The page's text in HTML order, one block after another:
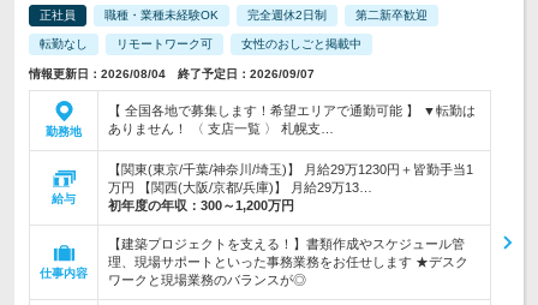
正社員 職種・業種未経験OK 完全週休2日制 第二新卒歓迎
転勤なし リモートワーク可 女性のおしごと掲載中
情報更新日：2026/08/04 終了予定日：2026/09/07
勤務地
【 全国各地で募集します！希望エリアで通勤可能 】 ▼転勤は
ありません！ 〈 支店一覧 〉 札幌支…
給与
【関東(東京/千葉/神奈川/埼玉)】 月給29万1230円＋皆勤手当1
万円 【関西(大阪/京都/兵庫)】 月給29万13…
初年度の年収： 300～1,200万円
仕事内容
【建築プロジェクトを支える！】書類作成やスケジュール管
理、現場サポートといった事務業務をお任せします ★デスク
ワークと現場業務のバランスが◎